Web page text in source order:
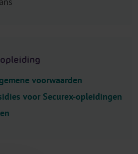
voorwaarden
voor Securex-opleidingen